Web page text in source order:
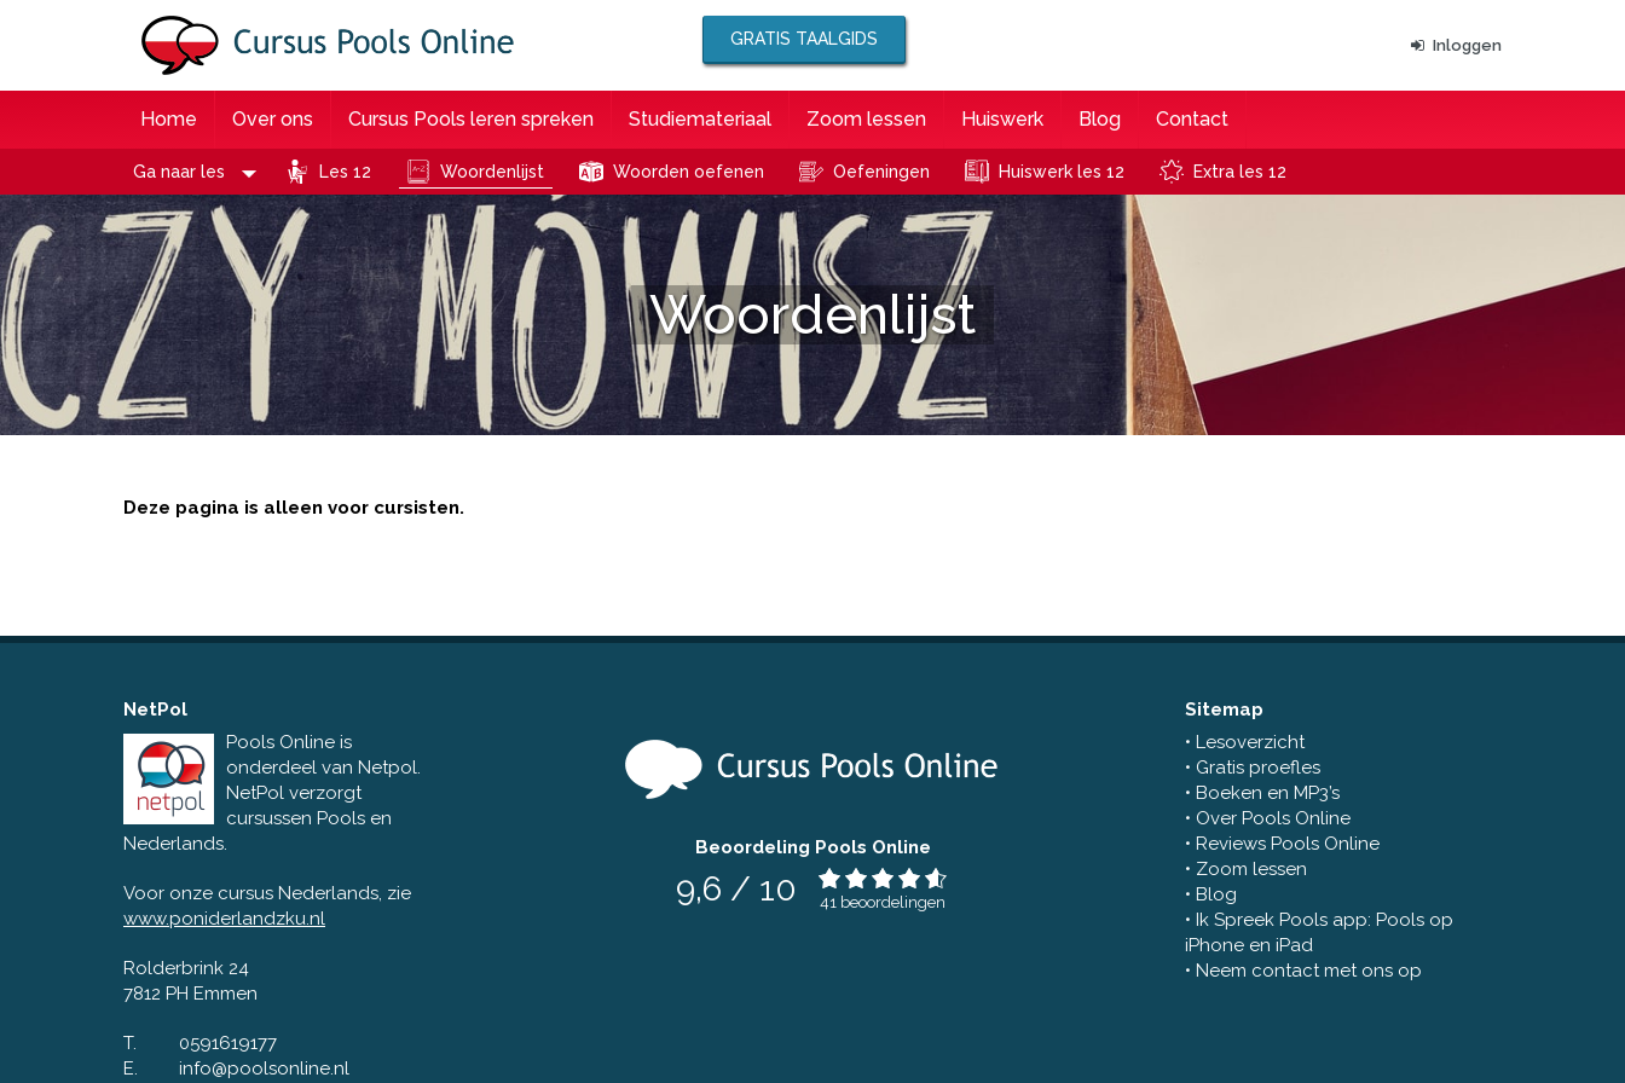
GRATIS TAALGIDS Inloggen
Home Over ons Cursus Pools leren spreken Studiemateriaal Zoom lessen Huiswerk Blog Contact
Ga naar les Les 12 Woordenlijst Woorden oefenen Oefeningen Huiswerk les 12 Extra les 12
Woordenlijst
Deze pagina is alleen voor cursisten.
NetPol
Pools Online is
onderdeel van Netpol.
NetPol verzorgt
cursussen Pools en
Nederlands.
Voor onze cursus Nederlands, zie
www.poniderlandzku.nl
Rolderbrink 24
7812 PH Emmen
T.
0591619177
E.
info@poolsonline.nl
Beoordeling Pools Online
9,6 / 10 41 beoordelingen
Sitemap
Lesoverzicht
Gratis proefles
Boeken en MP3’s
Over Pools Online
Reviews Pools Online
Zoom lessen
Blog
Ik Spreek Pools app: Pools op
iPhone en iPad
Neem contact met ons op